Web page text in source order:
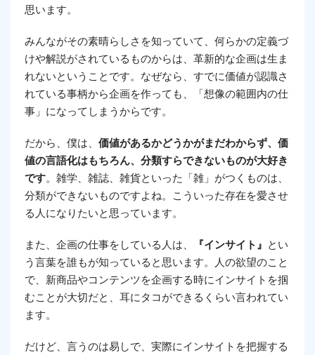
思います。
みんながその素晴らしさを知っていて、何らかの定義づ
けや解説がされているものからは、革新的な企画は生ま
れないということです。なぜなら、すでに価値が認識さ
れている事柄から企画を作っても、「想像の範囲内の仕
事」になってしまうからです。
だから、僕は、 価値があるかどうかがまだわからず、価
値の言語化はもちろん、分類すらできないものが大好き
です。雑学、雑誌、雑貨といった「雑」がつくものは、
分類ができないものですよね。こういった存在を愛させ
る人になりたいと思っています。
また、企画の仕事をしている人は、 『インサイト』 とい
う言葉を誰もが知っていると思います。人の欲望のこと
で、新商品やコンテンツを企画する時にインサイトを掴
むことが大切だと、耳にタコができるくらい言われてい
ます。
だけど、言うのは易しで、実際にインサイトを把握する